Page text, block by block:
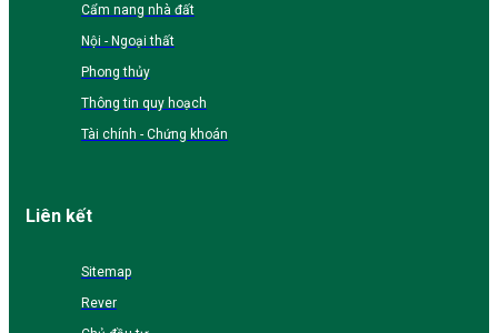
Cẩm nang nhà đất
Nội - Ngoại thất
Phong thủy
Thông tin quy hoạch
Tài chính - Chứng khoán
Liên kết
Sitemap
Rever